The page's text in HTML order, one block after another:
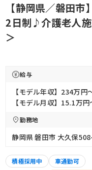
【静岡県／磐田
2日制♪介護老人
＞
給与
【モデル年収】234万
【モデル月収】15.1万
勤務地
静岡県 磐田市 大久保
積極採用中 車通勤可